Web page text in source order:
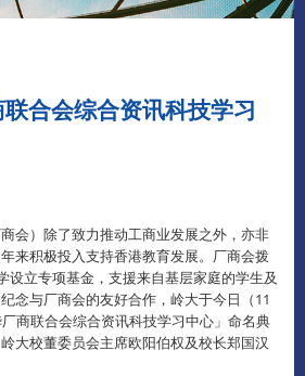
联合会综合资讯科技学习
会）除了致力推动工商业发展之外，亦非
来积极投入支持香港教育发展。 厂商会拨
设立专项基金，支援来自基层家庭的学生及
念与厂商会的友好合作，岭大于今日（11
商联合会综合资讯科技学习中心」命名典
大校董委员会主席欧阳伯权及校长郑国汉